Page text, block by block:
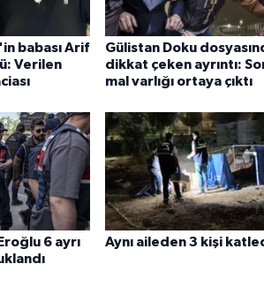
babası Arif
Verilen
Gülistan Doku
dikkat çeken ayrıntı:
mal varlığı ortaya çıktı
6 ayrı
Aynı aileden 3 kişi